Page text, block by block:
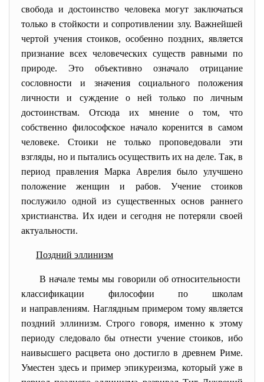
свобода и достоинство человека могут заключаться
только в стойкости и сопротивлении злу. Важнейшей
чертой учения стоиков, особенно поздних, является
признание всех человеческих существ равными по
природе. Это объективно означало отрицание
сословности и значения социального положения
личности и суждение о ней только по личным
достоинствам. Отсюда их мнение о том, что
собственно философское начало коренится в самом
человеке. Стоики не только проповедовали эти
взгляды, но и пытались осуществить их на деле. Так, в
период правления Марка Аврелия было улучшено
положение женщин и рабов. Учение стоиков
послужило одной из существенных основ раннего
христианства. Их идеи и сегодня не потеряли своей
актуальности.
Поздний эллинизм
В начале темы мы говорили об относительности
классификации философии по школам
и направлениям. Наглядным примером тому является
поздний эллинизм. Строго говоря, именно к этому
периоду следовало бы отнести учение стоиков, ибо
наивысшего расцвета оно достигло в древнем Риме.
Уместен здесь и пример эпикуреизма, который уже в